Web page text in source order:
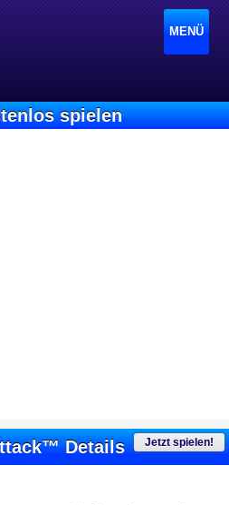
MENÜ
spielen
Details Jetzt spielen!